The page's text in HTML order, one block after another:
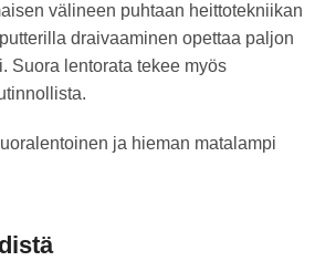
välineen puhtaan heittotekniikan
draivaaminen opettaa paljon
Suora lentorata tekee myös
ja hieman matalampi